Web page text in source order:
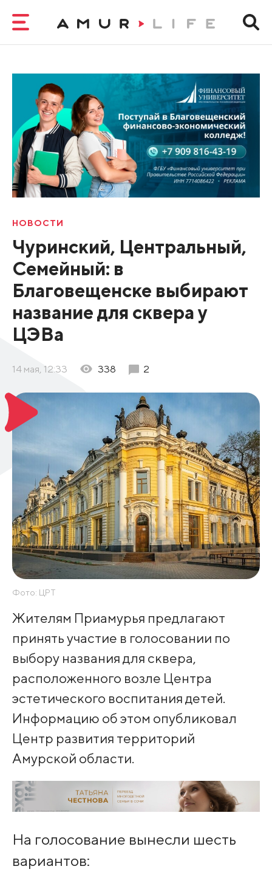
НОВОСТИ
Чуринский, Центральный,
Семейный: в
Благовещенске выбирают
название для сквера у
ЦЭВа
14 мая, 12:33 338 2
Фото: ЦРТ
Жителям Приамурья предлагают
принять участие в голосовании по
выбору названия для сквера,
расположенного возле Центра
эстетического воспитания детей.
Информацию об этом опубликовал
Центр развития территорий
Амурской области.
На голосование вынесли шесть
вариантов: